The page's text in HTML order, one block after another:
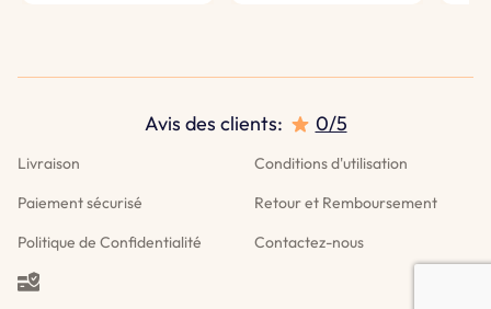
Couleur : noir, bleu foncé.
Livraison
Conditions d'utilisation
Paiement sécurisé
Retour et Remboursement
Politique de Confidentialité
Contactez-nous
Avis des clients: 0/5